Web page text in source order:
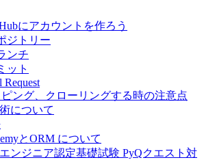
にアカウントを作ろう
ジトリー
ンチ
ット
Request
ング、クローリングする時の注意点
について
とORM について
ンジニア認定基礎試験 PyQクエスト対